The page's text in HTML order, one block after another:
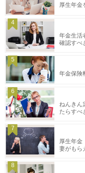
厚生年金
4
年金生活
確認すべ
5
年金保険
6
ねんきん
たらすべ
7
厚生年金
妻がもら
8